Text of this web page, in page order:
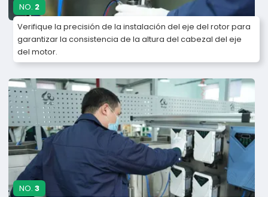
NO. 2
Verifique la precisión de la instalación del eje del rotor para
garantizar la consistencia de la altura del cabezal del eje
del motor.
NO. 3